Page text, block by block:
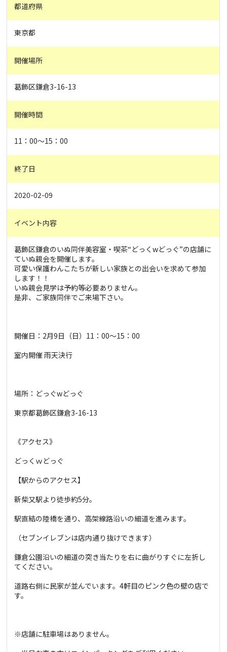
都道府県
東京都
開催場所
葛飾区鎌倉3-16-13
開催時間
11：00～15：00
終了日
2020-02-09
イベント内容
葛飾区鎌倉のいぬ同伴美容室・喫茶“どっくwどっぐ”の店舗に
ていぬ親会を開催します。
可愛い保護わんこたちが新しい家族との出会いを求めて参加
します！！
いぬ親会見学は予約等必要ありません。
是非、ご家族同伴でご来場下さい。
開催日：2月9日（日）11：00～15：00
室内開催 雨天決行
場所：どっぐwどっぐ
東京都葛飾区鎌倉3-16-13
《アクセス》
どっくｗどっぐ
【駅からのアクセス】
新柴又駅より徒歩約5分。
駅直結の陸橋を通り、高架線路沿いの細道を進みます。
（セブンイレブンは店内通り抜けできます）
鎌倉公園沿いの細道の突き当たりを右に曲がりすぐに左折し
てください。
道路右側に民家が並んでいます。4軒目のピンク色の壁の店で
す。
※店舗に駐車場はありません。